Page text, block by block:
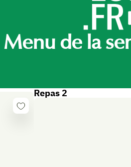
Menu de la
Repas 2